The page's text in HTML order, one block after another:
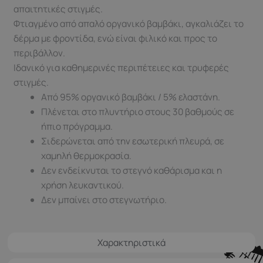
Χαρακτηριστικά
απαιτητικές στιγμές.
Φτιαγμένο από απαλό οργανικό βαμβάκι, αγκαλιάζει το
δέρμα με φροντίδα, ενώ είναι φιλικό και προς το
περιβάλλον.
Ιδανικό για καθημερινές περιπέτειες και τρυφερές
στιγμές.
Από 95% οργανικό βαμβάκι / 5% ελαστάνη.
Πλένεται στο πλυντήριο στους 30 βαθμούς σε
ήπιο πρόγραμμα.
Σιδερώνεται από την εσωτερική πλευρά, σε
χαμηλή θερμοκρασία.
Δεν ενδείκνυται τo στεγνό καθάρισμα και η
χρήση λευκαντικού.
Δεν μπαίνει στο στεγνωτήριο.